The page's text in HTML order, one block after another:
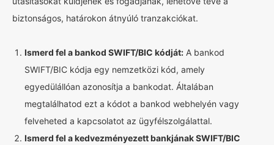
biztonságos, határokon átnyúló tranzakciókat.
Ismerd fel a bankod SWIFT/BIC kódját: A bankod
SWIFT/BIC kódja egy nemzetközi kód, amely
egyedülállóan azonosítja a bankodat. Általában
megtalálhatod ezt a kódot a bankod webhelyén vagy
felveheted a kapcsolatot az ügyfélszolgálattal.
Ismerd fel a kedvezményezett bankjának SWIFT/BIC